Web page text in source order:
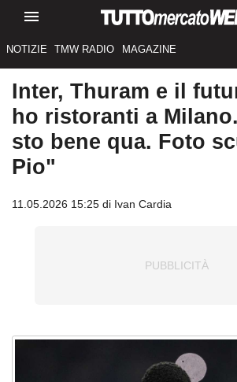
NOTIZIE TMW RADIO MAGAZINE
Inter, Thuram e il
ho ristoranti a
sto bene qua. Foto
Pio"
11.05.2026 15:25 di Ivan Cardia